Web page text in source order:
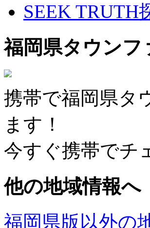
SEEK TRUTH
福岡県タウンフ
携帯で福岡県タ
ます！
今すぐ携帯でチ
他の地域情報へ
福岡県版以外の